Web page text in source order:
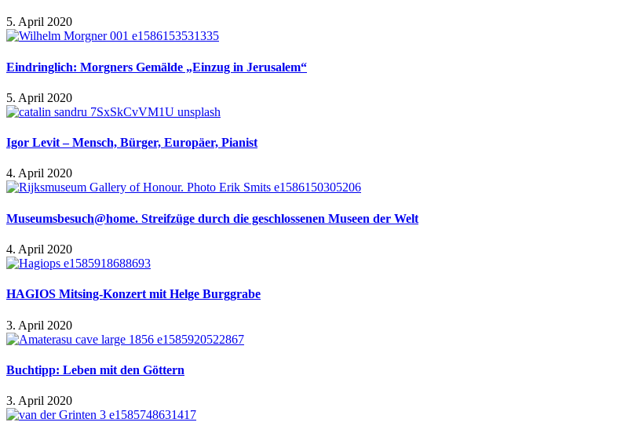
5. April 2020
Eindringlich: Morgners Gemälde „Einzug in Jerusalem“
5. April 2020
Igor Levit – Mensch, Bürger, Europäer, Pianist
4. April 2020
Museumsbesuch@home. Streifzüge durch die geschlossenen Museen der Welt
4. April 2020
HAGIOS Mitsing-Konzert mit Helge Burggrabe
3. April 2020
Buchtipp: Leben mit den Göttern
3. April 2020